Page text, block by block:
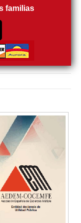
familias